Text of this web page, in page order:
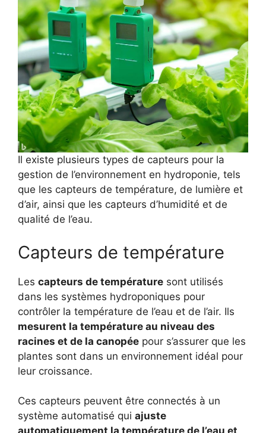
Il existe plusieurs types de capteurs pour la
gestion de l’environnement en hydroponie, tels
que les capteurs de température, de lumière et
d’air, ainsi que les capteurs d’humidité et de
qualité de l’eau.
Capteurs de température
Les capteurs de température sont utilisés
dans les systèmes hydroponiques pour
contrôler la température de l’eau et de l’air. Ils
mesurent la température au niveau des
racines et de la canopée pour s’assurer que les
plantes sont dans un environnement idéal pour
leur croissance.
Ces capteurs peuvent être connectés à un
système automatisé qui ajuste
automatiquement la température de l’eau et